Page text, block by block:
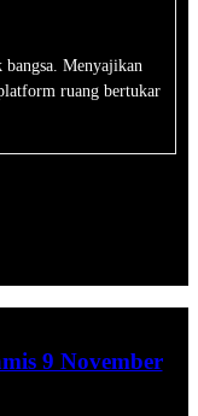
bangsa. Menyajikan
ruang bertukar
9 November